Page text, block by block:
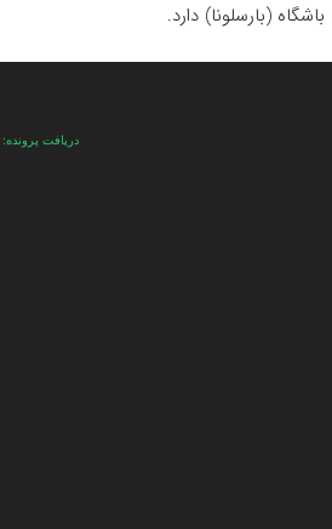
(بارسلونا) دارد.
دریافت پرونده: https://plus.parsine.com/wp-content/uploads/2026/02/5318360.mp4?_=1